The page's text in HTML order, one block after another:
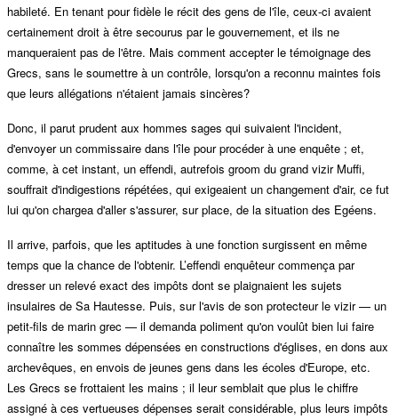
habileté. En tenant pour fidèle le récit des gens de l'île, ceux-ci avaient
certainement droit à être secourus par le gouvernement, et ils ne
manqueraient pas de l'être. Mais comment accepter le témoignage des
Grecs, sans le soumettre à un contrôle, lorsqu'on a reconnu maintes fois
que leurs allégations n'étaient jamais sincères?
Donc, il parut prudent aux hommes sages qui suivaient l'incident,
d'envoyer un commissaire dans l'île pour procéder à une enquête ; et,
comme, à cet instant, un effendi, autrefois groom du grand vizir Muffi,
souffrait d'indigestions répétées, qui exigeaient un changement d'air, ce fut
lui qu'on chargea d'aller s'assurer, sur place, de la situation des Egéens.
Il arrive, parfois, que les aptitudes à une fonction surgissent en même
temps que la chance de l'obtenir. L’effendi enquêteur commença par
dresser un relevé exact des impôts dont se plaignaient les sujets
insulaires de Sa Hautesse. Puis, sur l'avis de son protecteur le vizir — un
petit-fils de marin grec — il demanda poliment qu'on voulût bien lui faire
connaître les sommes dépensées en constructions d'églises, en dons aux
archevêques, en envois de jeunes gens dans les écoles d'Europe, etc.
Les Grecs se frottaient les mains ; il leur semblait que plus le chiffre
assigné à ces vertueuses dépenses serait considérable, plus leurs impôts